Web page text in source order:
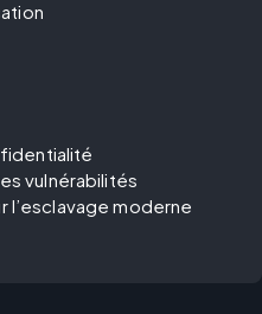
vulnérabilités
l’esclavage moderne